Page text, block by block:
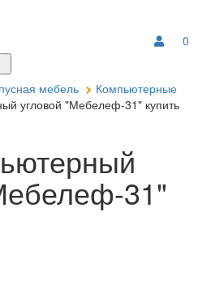
0
мебель
Компьютерные
угловой "Мебелеф-31" купить
31"